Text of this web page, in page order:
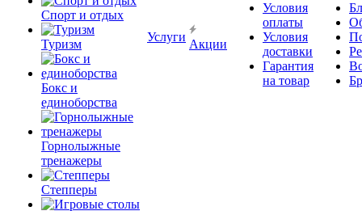
Спорт и отдых
Туризм
Бокс и
единоборства
Горнолыжные
тренажеры
Степперы
Услуги
Акции
Условия
оплаты
Условия
доставки
Гарантия
на товар